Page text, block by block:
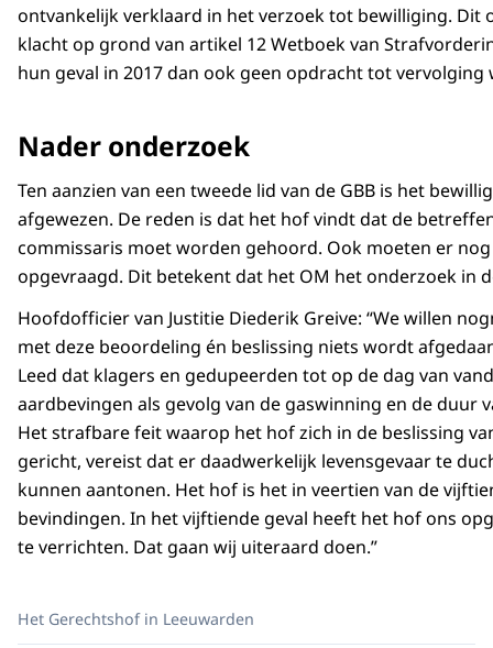
ontvankelijk verklaard in het verzoek tot bewilliging. Dit
klacht op grond van artikel 12 Wetboek van
hun geval in 2017 dan ook geen opdracht tot vervolging
Nader onderzoek
Ten aanzien van een tweede lid van de GBB is het
afgewezen. De reden is dat het hof vindt dat de
commissaris moet worden gehoord. Ook moeten er
opgevraagd. Dit betekent dat het OM het onderzoek in
Hoofdofficier van Justitie Diederik Greive: “We willen
met deze beoordeling én beslissing niets wordt
Leed dat klagers en gedupeerden tot op de dag van
aardbevingen als gevolg van de gaswinning en de duur
Het strafbare feit waarop het hof zich in de beslissing
gericht, vereist dat er daadwerkelijk levensgevaar te
kunnen aantonen. Het hof is het in veertien van de
bevindingen. In het vijftiende geval heeft het hof ons
te verrichten. Dat gaan wij uiteraard doen.”
Het Gerechtshof in Leeuwarden